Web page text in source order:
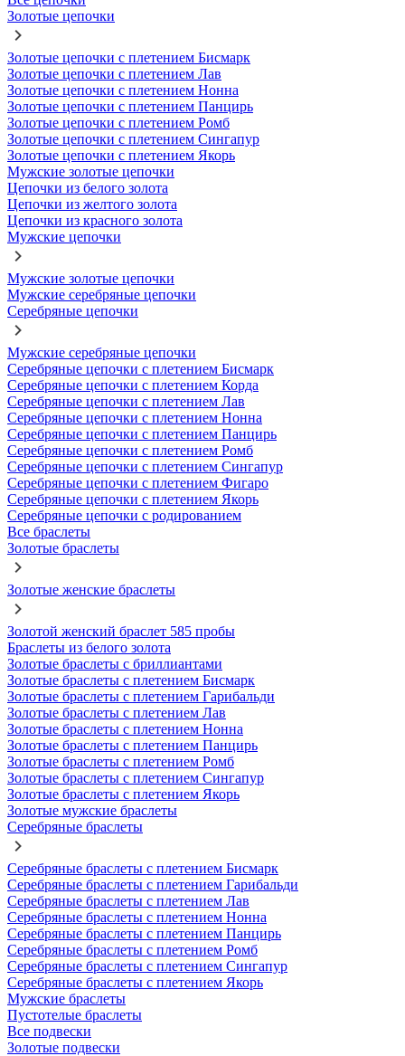
Золотые цепочки
Золотые цепочки с плетением Бисмарк
Золотые цепочки с плетением Лав
Золотые цепочки с плетением Нонна
Золотые цепочки с плетением Панцирь
Золотые цепочки с плетением Ромб
Золотые цепочки с плетением Сингапур
Золотые цепочки с плетением Якорь
Мужские золотые цепочки
Цепочки из белого золота
Цепочки из желтого золота
Цепочки из красного золота
Мужские цепочки
Мужские золотые цепочки
Мужские серебряные цепочки
Серебряные цепочки
Мужские серебряные цепочки
Серебряные цепочки с плетением Бисмарк
Серебряные цепочки с плетением Корда
Серебряные цепочки с плетением Лав
Серебряные цепочки с плетением Нонна
Серебряные цепочки с плетением Панцирь
Серебряные цепочки с плетением Ромб
Серебряные цепочки с плетением Сингапур
Серебряные цепочки с плетением Фигаро
Серебряные цепочки с плетением Якорь
Серебряные цепочки с родированием
Все браслеты
Золотые браслеты
Золотые женские браслеты
Золотой женский браслет 585 пробы
Браслеты из белого золота
Золотые браслеты с бриллиантами
Золотые браслеты с плетением Бисмарк
Золотые браслеты с плетением Гарибальди
Золотые браслеты с плетением Лав
Золотые браслеты с плетением Нонна
Золотые браслеты с плетением Панцирь
Золотые браслеты с плетением Ромб
Золотые браслеты с плетением Сингапур
Золотые браслеты с плетением Якорь
Золотые мужские браслеты
Серебряные браслеты
Серебряные браслеты с плетением Бисмарк
Серебряные браслеты с плетением Гарибальди
Серебряные браслеты с плетением Лав
Серебряные браслеты с плетением Нонна
Серебряные браслеты с плетением Панцирь
Серебряные браслеты с плетением Ромб
Серебряные браслеты с плетением Сингапур
Серебряные браслеты с плетением Якорь
Мужские браслеты
Пустотелые браслеты
Все подвески
Золотые подвески